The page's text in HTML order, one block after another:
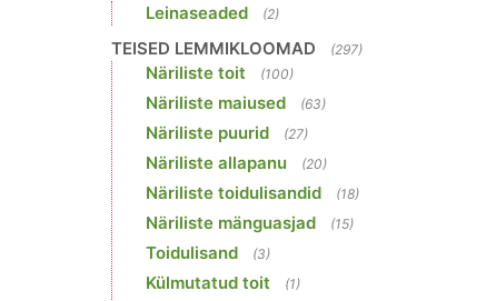
Leinaseaded (2)
TEISED LEMMIKLOOMAD (297)
Näriliste toit (100)
Näriliste maiused (63)
Näriliste puurid (27)
Näriliste allapanu (20)
Näriliste toidulisandid (18)
Näriliste mänguasjad (15)
Toidulisand (3)
Külmutatud toit (1)